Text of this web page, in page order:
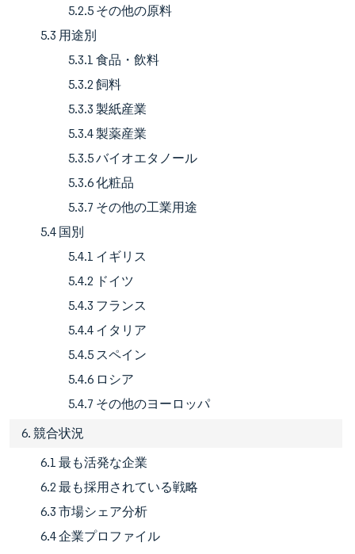
5.2.5 その他の原料
5.3 用途別
5.3.1 食品・飲料
5.3.2 飼料
5.3.3 製紙産業
5.3.4 製薬産業
5.3.5 バイオエタノール
5.3.6 化粧品
5.3.7 その他の工業用途
5.4 国別
5.4.1 イギリス
5.4.2 ドイツ
5.4.3 フランス
5.4.4 イタリア
5.4.5 スペイン
5.4.6 ロシア
5.4.7 その他のヨーロッパ
6. 競合状況
6.1 最も活発な企業
6.2 最も採用されている戦略
6.3 市場シェア分析
6.4 企業プロファイル